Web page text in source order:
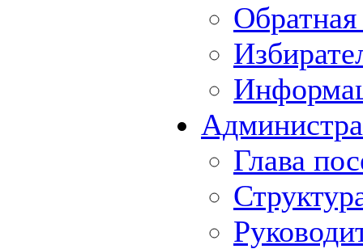
Обратная
Глава